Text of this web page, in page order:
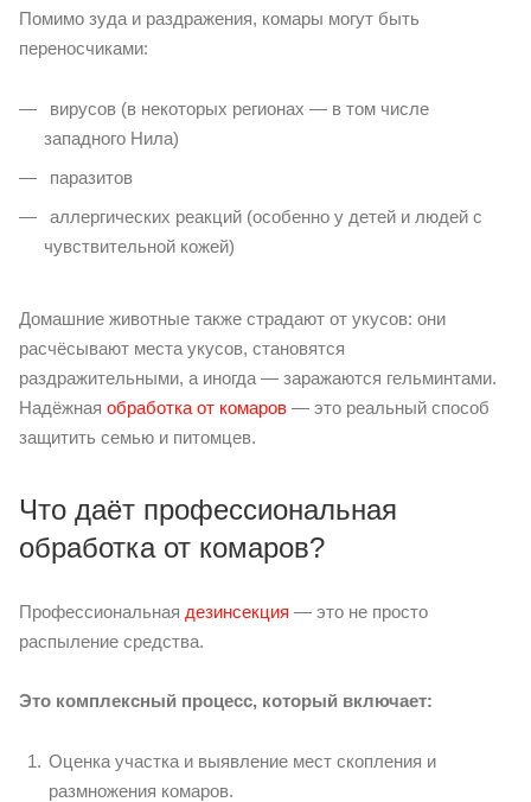
Помимо зуда и раздражения, комары могут быть
переносчиками:
вирусов (в некоторых регионах — в том числе
западного Нила)
паразитов
аллергических реакций (особенно у детей и людей с
чувствительной кожей)
Домашние животные также страдают от укусов: они
расчёсывают места укусов, становятся
раздражительными, а иногда — заражаются гельминтами.
Надёжная обработка от комаров — это реальный способ
защитить семью и питомцев.
Что даёт профессиональная
обработка от комаров?
Профессиональная дезинсекция — это не просто
распыление средства.
Это комплексный процесс, который включает:
Оценка участка и выявление мест скопления и
размножения комаров.